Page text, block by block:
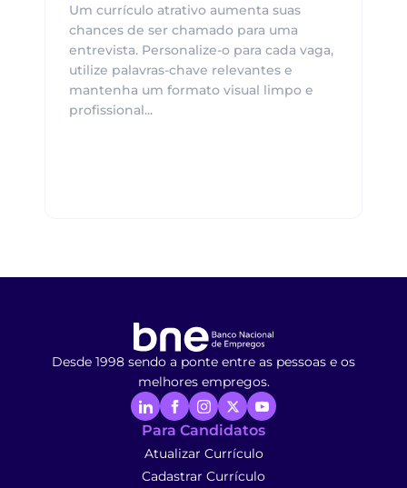
Um currículo atrativo aumenta suas
chances de ser chamado para uma
entrevista. Personalize-o para cada vaga,
utilize palavras-chave relevantes e
mantenha um formato visual limpo e
profissional...
Desde 1998 sendo a ponte entre as pessoas e os
melhores empregos.
Para Candidatos
Atualizar Currículo
Cadastrar Currículo